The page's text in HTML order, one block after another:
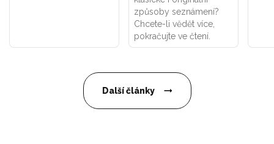
způsoby seznámení?
Chcete-li vědět více,
pokračujte ve čtení.
Další články